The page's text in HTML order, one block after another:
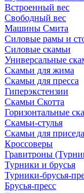
Встроенный вес
Свободный вес
Машины Смита
Силовые рамы и
Силовые скамьи
Универсальные
Скамьи для жима
Скамьи для пресса
Гиперэкстензии
Скамьи Скотта
Горизонтальные
Скамьи-стулья
Скамьи для
Кроссоверы
Гравитроны
Турники и брусья
Турники-брусья-
Брусья-пресс